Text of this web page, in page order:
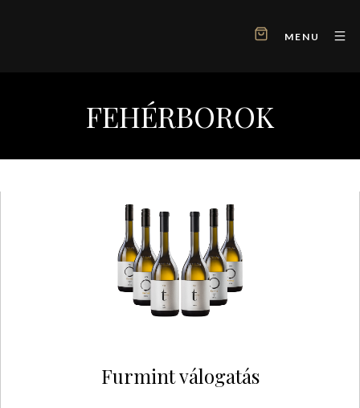
MENU
FEHÉRBOROK
Furmint válogatás